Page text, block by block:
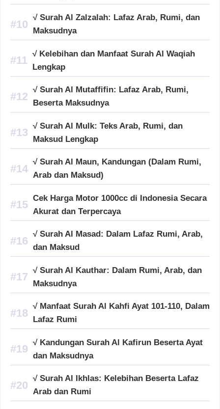
√ Surah Al Zalzalah: Lafaz Arab, Rumi, dan
Maksudnya
√ Kelebihan dan Manfaat Surah Al Waqiah
Lengkap
√ Surah Al Mutaffifin: Lafaz Arab, Rumi,
Beserta Maksudnya
√ Surah Al Mulk: Teks Arab, Rumi, dan
Maksud Lengkap
√ Surah Al Maun, Kandungan (Dalam Rumi,
Arab dan Maksud)
Cek Harga Motor 1000cc di Indonesia Secara
Akurat dan Terpercaya
√ Surah Al Masad: Dalam Lafaz Rumi, Arab,
dan Maksud
√ Surah Al Kauthar: Dalam Rumi, Arab, dan
Maksudnya
√ Manfaat Surah Al Kahfi Ayat 101-110, Dalam
Lafaz Rumi
√ Kandungan Surah Al Kafirun Beserta Ayat
dan Maksudnya
√ Surah Al Ikhlas: Kelebihan Beserta Lafaz
Arab dan Rumi